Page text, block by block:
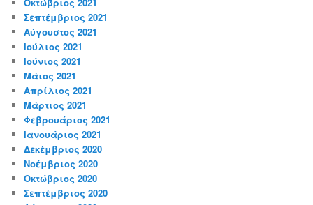
Σεπτέμβριος 2021
Αύγουστος 2021
Ιούλιος 2021
Ιούνιος 2021
Μάιος 2021
Απρίλιος 2021
Μάρτιος 2021
Φεβρουάριος 2021
Ιανουάριος 2021
Δεκέμβριος 2020
Νοέμβριος 2020
Οκτώβριος 2020
Σεπτέμβριος 2020